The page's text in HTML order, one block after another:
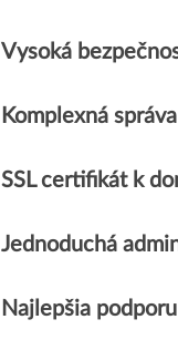
Vysoká
Komplexná
SSL certifikát k
Jednoduchá
Najlepšia